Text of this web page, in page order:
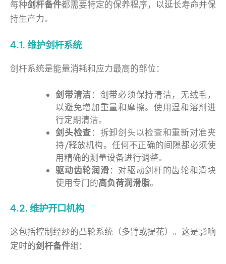
每种剑杆备件都需要特定的保养程序，以延长寿命并保
持生产力。
4.1. 维护剑杆系统
剑杆系统是能量消耗和应力最高的部位：
剑带清洁：剑带必须保持清洁，无绒毛，
以避免增加重量和摩擦。使用温和溶剂进
行定期清洁。
剑头检查：拆卸剑头以检查和重新对准夹
持/释放机构。任何不正确的间隙都必须使
用精确的测量设备进行调整。
驱动齿轮润滑：对驱动剑杆的齿轮和滑块
使用专门的高负荷润滑脂。
4.2. 维护开口机构
这包括控制经纱的凸轮系统（多臂或提花）。这是影响
定时的剑杆备件组：